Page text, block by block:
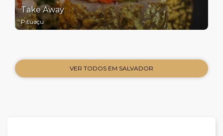
Take Away
Pituaçu
VER TODOS EM SALVADOR